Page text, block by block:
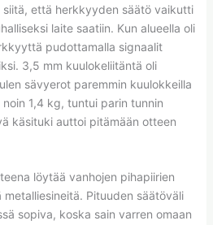
siitä, että herkkyyden säätö vaikutti
laite saatiin. Kun alueella oli
pudottamalla signaalit
3,5 mm kuulokeliitäntä oli
sävyerot paremmin kuulokkeilla
1,4 kg, tuntui parin tunnin
käsituki auttoi pitämään otteen
löytää vanhojen pihapiirien
metalliesineitä. Pituuden säätöväli
sopiva, koska sain varren omaan